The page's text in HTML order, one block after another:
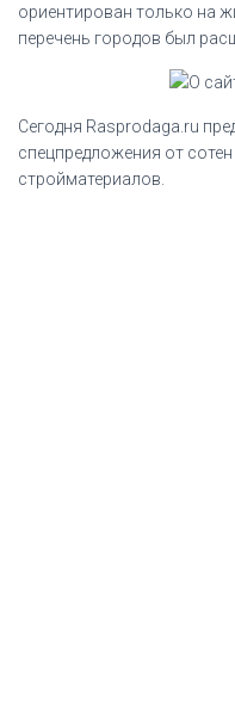
ориентирован только на
перечень городов был
Сегодня Rasprodaga.ru
спецпредложения от
стройматериалов.